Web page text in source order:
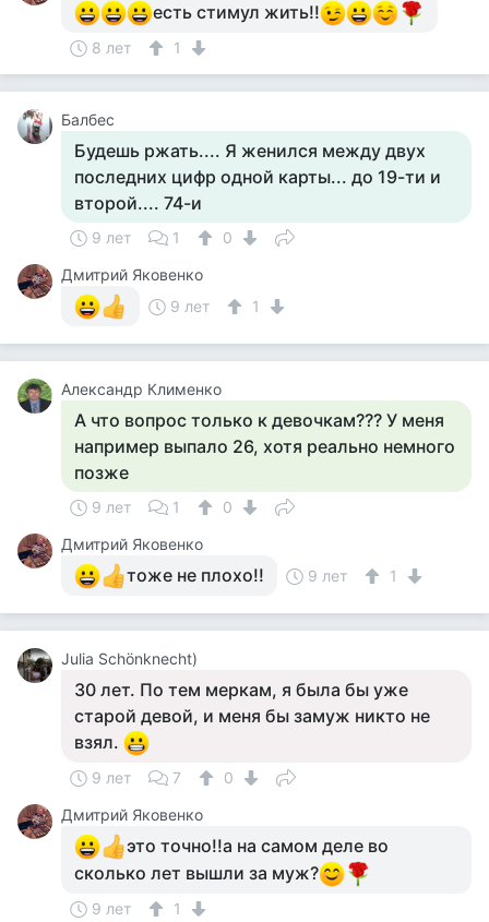
есть стимул жить!!
8 лет 1
Балбес
Будешь ржать.... Я женился между двух
последних цифр одной карты... до 19-ти и
второй.... 74-и
9 лет 1
0
Дмитрий Яковенко
9 лет
1
Александр Клименко
А что вопрос только к девочкам??? У меня
например выпало 26, хотя реально немного
позже
9 лет 1
0
Дмитрий Яковенко
тоже не плохо!! 9 лет 1
Julia Schönknecht)
30 лет. По тем меркам, я была бы уже
старой девой, и меня бы замуж никто не
взял.
9 лет 7
0
Дмитрий Яковенко
это точно!!а на самом деле во
сколько лет вышли за муж?
9 лет 1